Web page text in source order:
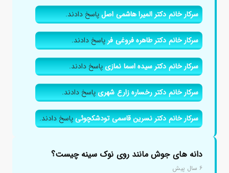
سرکار خانم دکتر المیرا هاشمی اصلپاسخ دادند.
سرکار خانم دکتر طاهره فروغی فرپاسخ دادند.
سرکار خانم دکتر سیده اسما نمازیپاسخ دادند.
سرکار خانم دکتر رخساره زارع شهریپاسخ دادند.
سرکار خانم دکتر نسرین قاسمی تودشکچوئیپاسخ دادند.
دانه های جوش مانند روی نوک سینه چیست؟
۶ سال پیش